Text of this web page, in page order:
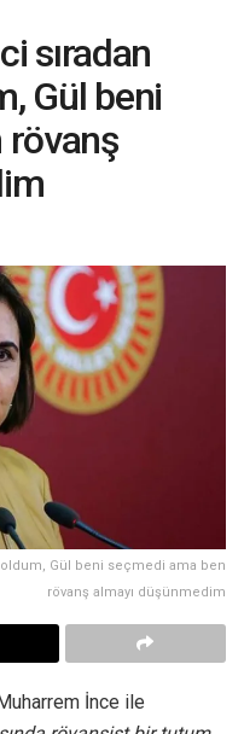
sıradan
Gül beni
rövanş
oldum, Gül beni seçmedi ama ben
rövanş almayı düşünmedim
İnce ile